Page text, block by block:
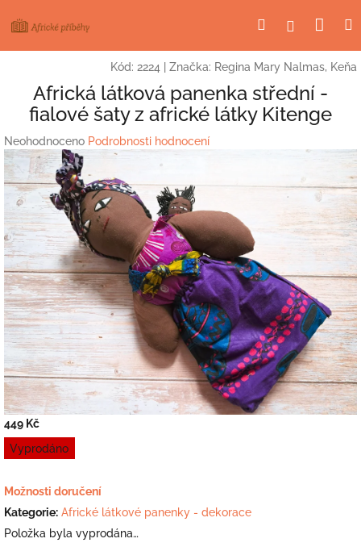
na
HledatPřihlášení
Kód: 2224 Značka: Regina Mary Nalmas, Keňa
Africká látková panenka střední -
fialové šaty z africké látky Kitenge
Průměrné
hodnocení
produktu
je
0,0
z
5
hvězdiček.
Neohodnoceno Podrobnosti hodnocení
449 Kč
Měrná
cena:
Vyprodáno
Možnosti doručení
Kategorie: Africké látkové panenky - dekorace
Položka byla vyprodána…